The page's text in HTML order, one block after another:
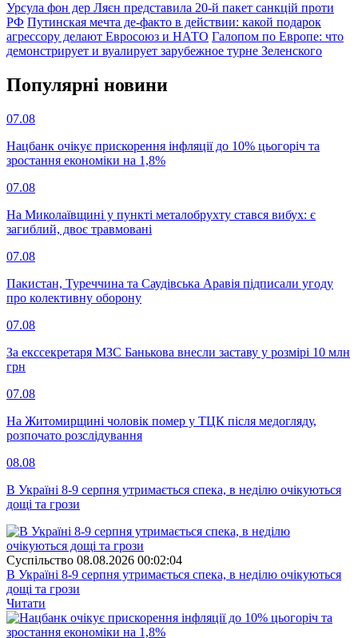
Урсула фон дер Ляєн представила 20-й пакет санкцій проти
РФ Путинская мечта де-факто в действии: какой подарок
агрессору делают Евросоюз и НАТО Галопом по Европе: что
демонстрирует и вуалирует зарубежное турне Зеленского
Популярнi новини
07.08
Нацбанк очікує прискорення інфляції до 10% цьогоріч та
зростання економіки на 1,8%
07.08
На Миколаївщині у пункті металобрухту стався вибух: є
загиблий, двоє травмовані
07.08
Пакистан, Туреччина та Саудівська Аравія підписали угоду
про колективну оборону
07.08
За екссекретаря МЗС Банькова внесли заставу у розмірі 10 млн
грн
07.08
На Житомирщині чоловік помер у ТЦК після медогляду,
розпочато розслідування
08.08
В Україні 8-9 серпня утримається спека, в неділю очікуються
дощі та грози
Суспiльство 08.08.2026 00:02:04
В Україні 8-9 серпня утримається спека, в неділю очікуються
дощі та грози
Читати